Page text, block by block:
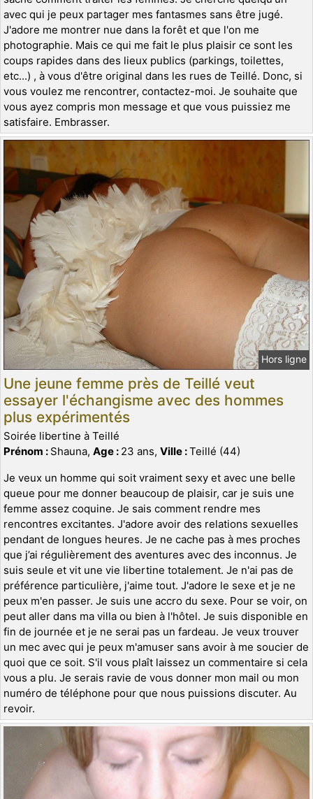
avec qui je peux partager mes fantasmes sans être jugé.
J'adore me montrer nue dans la forêt et que l'on me
photographie. Mais ce qui me fait le plus plaisir ce sont les
coups rapides dans des lieux publics (parkings, toilettes,
etc...) , à vous d'être original dans les rues de Teillé. Donc, si
vous voulez me rencontrer, contactez-moi. Je souhaite que
vous ayez compris mon message et que vous puissiez me
satisfaire. Embrasser.
Hors ligne
Une jeune femme près de Teillé veut
essayer l'échangisme avec des hommes
plus expérimentés
Soirée libertine à Teillé
Prénom : Shauna, Age : 23 ans, Ville :Teillé (44)
Je veux un homme qui soit vraiment sexy et avec une belle
queue pour me donner beaucoup de plaisir, car je suis une
femme assez coquine. Je sais comment rendre mes
rencontres excitantes. J'adore avoir des relations sexuelles
pendant de longues heures. Je ne cache pas à mes proches
que j’ai régulièrement des aventures avec des inconnus. Je
suis seule et vit une vie libertine totalement. Je n'ai pas de
préférence particulière, j'aime tout. J'adore le sexe et je ne
peux m'en passer. Je suis une accro du sexe. Pour se voir, on
peut aller dans ma villa ou bien à l'hôtel. Je suis disponible en
fin de journée et je ne serai pas un fardeau. Je veux trouver
un mec avec qui je peux m'amuser sans avoir à me soucier de
quoi que ce soit. S'il vous plaît laissez un commentaire si cela
vous a plu. Je serais ravie de vous donner mon mail ou mon
numéro de téléphone pour que nous puissions discuter. Au
revoir.